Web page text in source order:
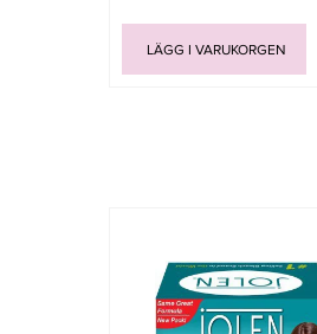
LÄGG I VARUKORGEN